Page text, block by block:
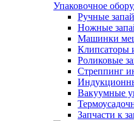
Упаковочное
Ручные
Ножные
Машинки
Клипсаторы
Роликовые
Стреппинг
Вакуумные
Запчасти к